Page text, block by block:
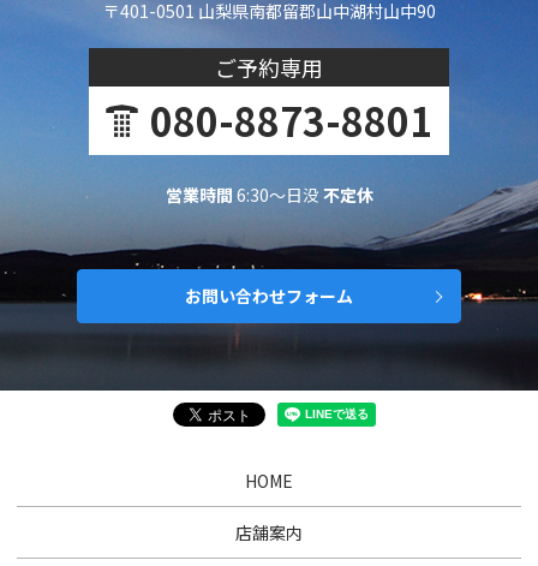
〒401-0501 山梨県南都留郡山中湖村山中90
ご予約専用
080-8873-8801
営業時間 6:30～日没 不定休
お問い合わせフォーム
HOME
店舗案内